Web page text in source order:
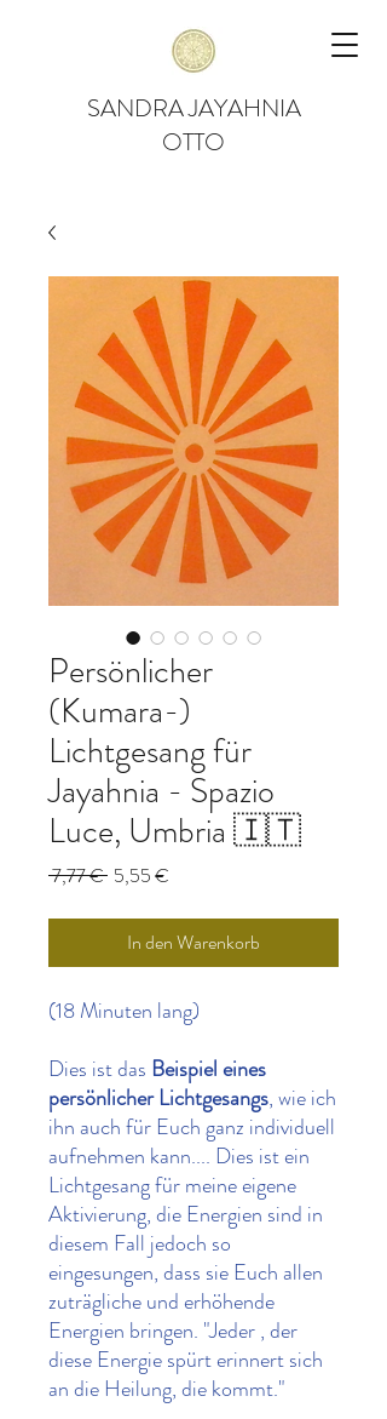
SANDRA JAYAHNIA
OTTO
Persönlicher
(Kumara-)
Lichtgesang für
Jayahnia - Spazio
Luce, Umbria 🇮🇹
7,77 € Standardpreis
5,55 €
In den Warenkorb
(18 Minuten lang)
Dies ist das Beispiel eines
persönlicher Lichtgesangs, wie ich
ihn auch für Euch ganz individuell
aufnehmen kann.... Dies ist ein
Lichtgesang für meine eigene
Aktivierung, die Energien sind in
diesem Fall jedoch so
eingesungen, dass sie Euch allen
zuträgliche und erhöhende
Energien bringen. "Jeder , der
diese Energie spürt erinnert sich
an die Heilung, die kommt."